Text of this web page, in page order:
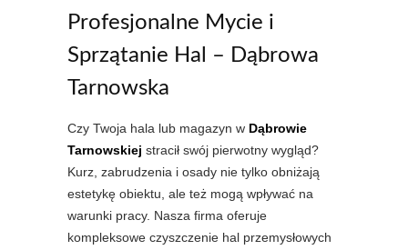
Profesjonalne Mycie i
Sprzątanie Hal – Dąbrowa
Tarnowska
Czy Twoja hala lub magazyn w Dąbrowie
Tarnowskiej stracił swój pierwotny wygląd?
Kurz, zabrudzenia i osady nie tylko obniżają
estetykę obiektu, ale też mogą wpływać na
warunki pracy. Nasza firma oferuje
kompleksowe czyszczenie hal przemysłowych